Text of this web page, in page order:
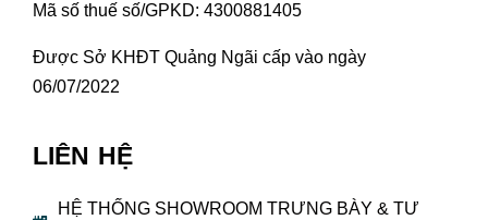
Mã số thuế số/GPKD: 4300881405
Được Sở KHĐT Quảng Ngãi cấp vào ngày
06/07/2022
LIÊN HỆ
HỆ THỐNG SHOWROOM TRƯNG BÀY & TƯ